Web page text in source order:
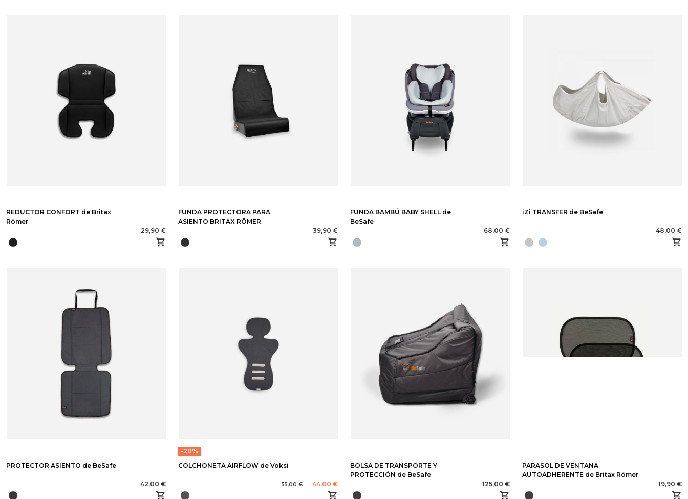
REDUCTOR CONFORT de Britax
Römer
29,90 €
FUNDA PROTECTORA PARA
ASIENTO BRITAX RÖMER
39,90 €
FUNDA BAMBÚ BABY SHELL de
BeSafe
68,00 €
iZi TRANSFER de BeSafe
48,00 €
PROTECTOR ASIENTO de BeSafe
42,00 €
-20%
COLCHONETA AIRFLOW de Voksi
55,00 € 44,00 €
BOLSA DE TRANSPORTE Y
PROTECCIÓN de BeSafe
125,00 €
PARASOL DE VENTANA
AUTOADHERENTE de Britax Römer
19,90 €